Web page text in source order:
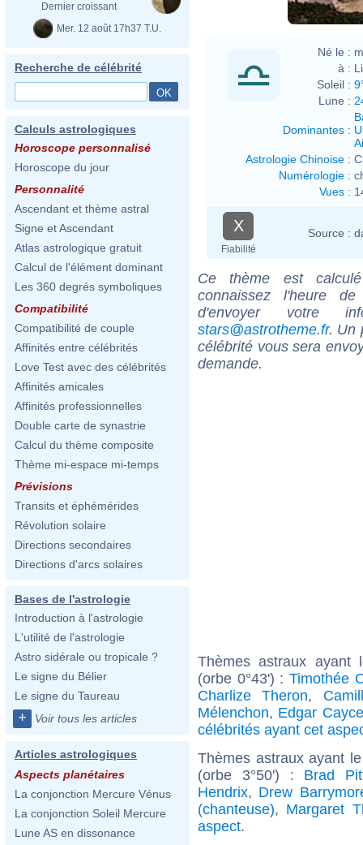
Dernier croissant
Mer. 12 août 17h37 T.U.
Recherche de célébrité
Calculs astrologiques
Horoscope personnalisé
Horoscope du jour
Personnalité
Ascendant et thème astral
Signe et Ascendant
Atlas astrologique gratuit
Calcul de l'élément dominant
Les 360 degrés symboliques
Compatibilité
Compatibilité de couple
Affinités entre célébrités
Love Test avec des célébrités
Affinités amicales
Affinités professionnelles
Double carte de synastrie
Calcul du thème composite
Thème mi-espace mi-temps
Prévisions
Transits et éphémérides
Révolution solaire
Directions secondaires
Directions d'arcs solaires
Bases de l'astrologie
Introduction à l'astrologie
L'utilité de l'astrologie
Astro sidérale ou tropicale ?
Le signe du Bélier
Le signe du Taureau
+ Voir tous les articles
Articles astrologiques
Aspects planétaires
La conjonction Mercure Vénus
La conjonction Soleil Mercure
Lune AS en dissonance
Né le :
à :
Soleil :
Lune :
Dominantes :
Astrologie Chinoise :
Numérologie :
Vues :
X
Fiabilité
Source :
Ce thème est
connaissez l'heure
d'envoyer votre
stars@astrotheme.fr. Un
célébrité vous sera
demande.
Thèmes astraux ayant
(orbe 0°43') : Timothée
Charlize Theron,
Mélenchon, Edgar Cayce
célébrités ayant cet
Thèmes astraux ayant
(orbe 3°50') : Brad
Hendrix, Drew
(chanteuse), Margaret
aspect.